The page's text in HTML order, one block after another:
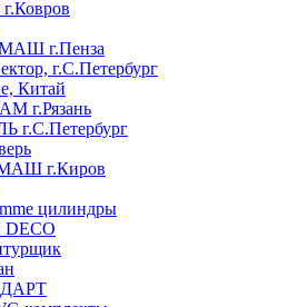
г.Пенза
г.С.Петербург
Китай
г.Рязань
г.С.Петербург
г.Киров
цилиндры
DECO